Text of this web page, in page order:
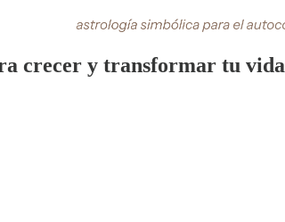
crecer y transformar tu vida